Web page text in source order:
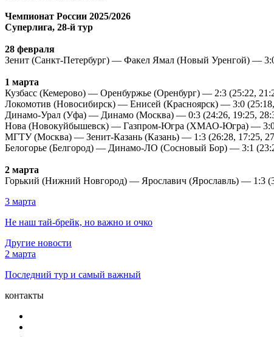
Чемпионат России 2025/2026
Суперлига, 28-й тур
28 февраля
Зенит (Санкт-Петербург) — Факел Ямал (Новый Уренгой) —
1 марта
Кузбасс (Кемерово) — Оренбуржье (Оренбург) — 2:3 (25:22,
Локомотив (Новосибирск) — Енисей (Красноярск) — 3:0
Динамо-Урал (Уфа) — Динамо (Москва) — 0:3 (24:26, 19:25,
Нова (Новокуйбышевск) — Газпром-Югра (ХМАО-Югра) — 3:0
МГТУ (Москва) — Зенит-Казань (Казань) — 1:3 (26:28, 17:25,
Белогорье (Белгород) — Динамо-ЛО (Сосновый Бор) — 3:1
2 марта
Горький (Нижний Новгород) — Ярославич (Ярославль) — 1:3
3 марта
Не наш тай-брейк, но важно и очко
Другие новости
2 марта
Последний тур и самый важный
контакты